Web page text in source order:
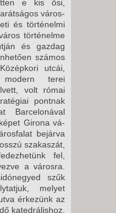
e kis ősi,
város­
és tör­ténelmi
történelme
és gazdag
számos
utcái,
terei
volt római
pontnak
Barcelonával
Girona vá­
bejárva
szakaszát,
fel,
a városra.
szűk
melyet
érkezünk az
katedrálishoz.